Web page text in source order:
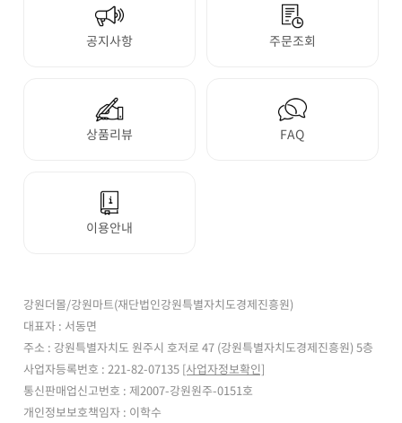
공지사항 주문조회
상품리뷰 FAQ
이용안내
강원더몰/강원마트(재단법인강원특별자치도경제진흥원)
대표자 : 서동면
주소 : 강원특별자치도 원주시 호저로 47 (강원특별자치도경제진흥원) 5층
사업자등록번호 : 221-82-07135 [사업자정보확인]
통신판매업신고번호 : 제2007-강원원주-0151호
개인정보보호책임자 : 이학수